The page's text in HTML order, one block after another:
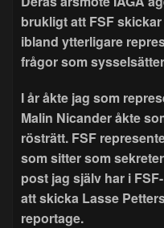
brukligt att FSF
ibland ytterligare
frågor som
I år åkte jag som
Malin Nicander åkte
rösträtt. FSF
som sitter som
post jag själv har i
att skicka Lasse
reportage.